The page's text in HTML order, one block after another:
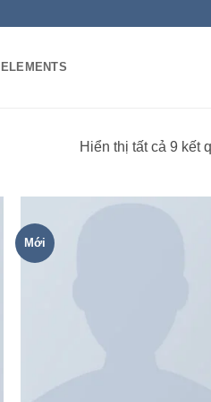
ELEMENTS
Hiển thị tất cả 9 kết
Mới